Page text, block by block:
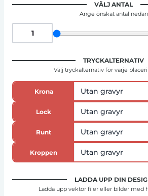
VÄLJ ANTAL
Ange önskat antal nedan
TRYCKALTERNATIV
Välj tryckalternativ för varje
Krona
Lock
Runt
Kroppen
LADDA UPP DIN
Ladda upp vektor filer eller bilder med